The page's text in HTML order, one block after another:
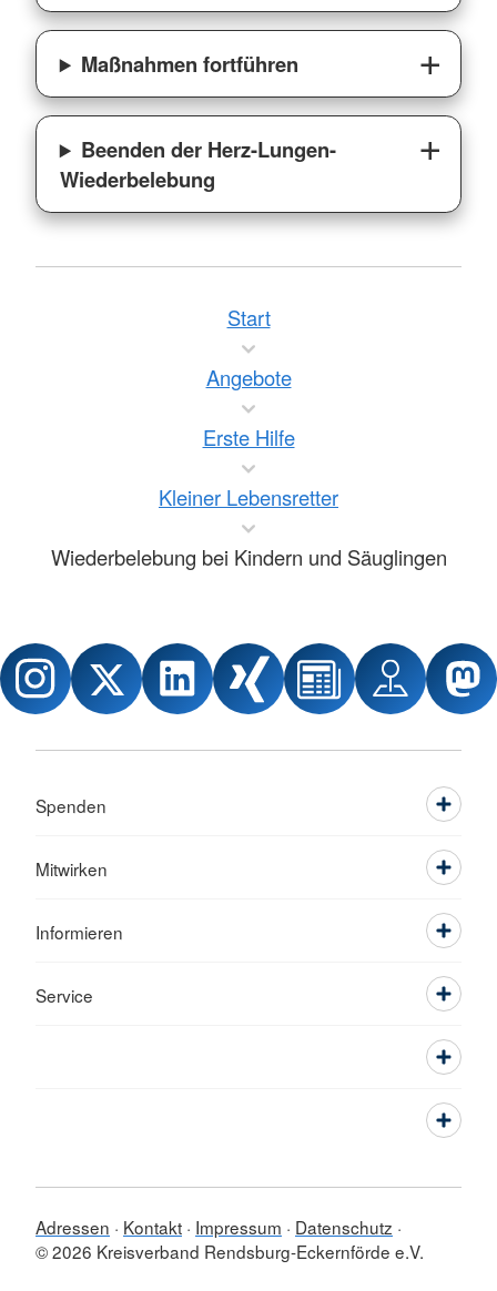
Maßnahmen fortführen
Beenden der Herz-Lungen-
Wiederbelebung
Start
Angebote
Erste Hilfe
Kleiner Lebensretter
Wiederbelebung bei Kindern und Säuglingen
Spenden
Mitwirken
Informieren
Service
Adressen Kontakt Impressum
Datenschutz
© 2026 Kreisverband Rendsburg-Eckernförde e.V.